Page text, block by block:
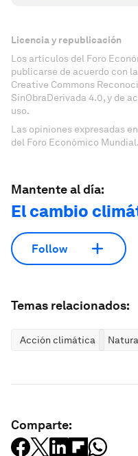
Licencia y republicación
Los artículos del Foro
publicarse de acuerdo con
Creative Commons
SinObraDerivada 4.0, y de
uso.
Las opiniones expresadas
del Foro Económico Mundial.
Mantente al día:
El cambio
Follow
Temas relacionados:
Acción climática
Comparte: